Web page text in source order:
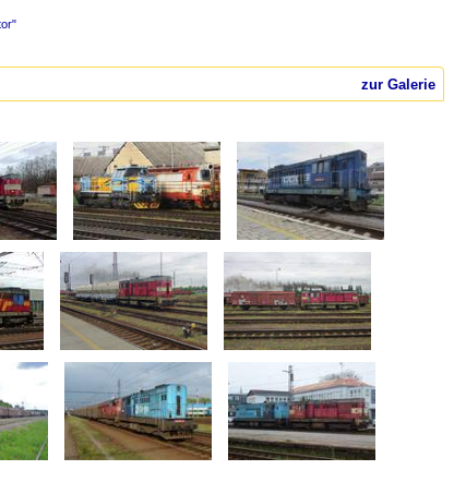
zur Galerie